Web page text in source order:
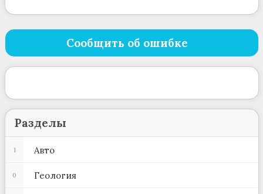
Сообщить об ошибке
Разделы
Авто
1
Геология
0